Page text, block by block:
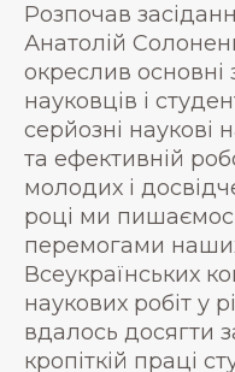
Розпочав
Анатолій
окреслив основні
науковців і
серйозні наукові
та ефективній
молодих і
році ми
перемогами
Всеукраїнських
наукових робіт у
вдалось досягти
кропіткій праці